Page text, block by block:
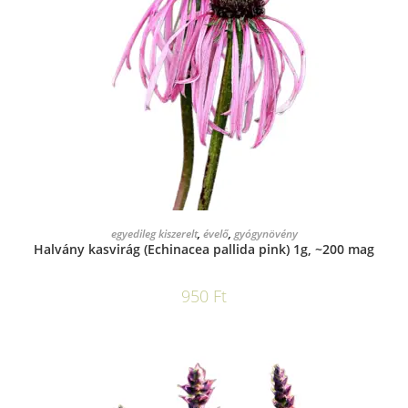
KOSÁRBA TESZEM
egyedileg kiszerelt, évelő, gyógynövény
Halvány kasvirág (Echinacea pallida pink) 1g, ~200 mag
950 Ft